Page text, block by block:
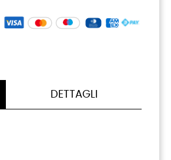
DETTAGLI